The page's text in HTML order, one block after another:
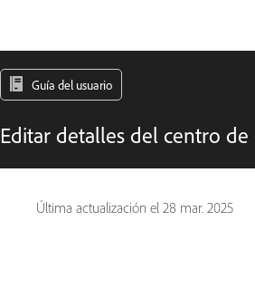
Guía del usuario
Editar detalles del centro de
Última actualización el 28 mar. 2025